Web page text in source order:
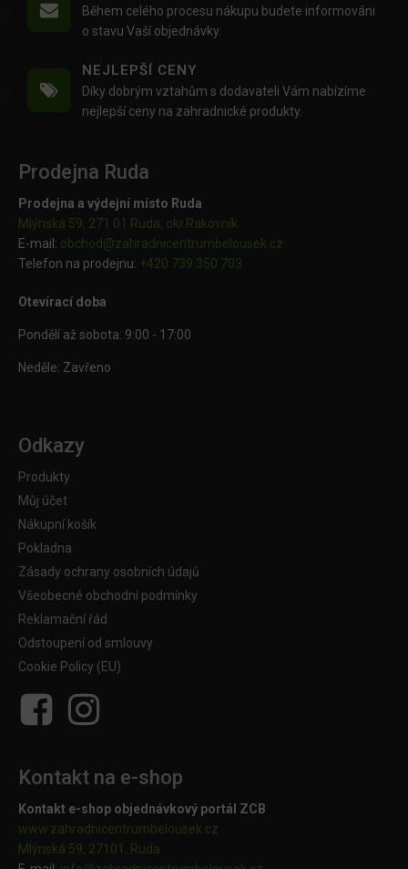
Během celého procesu nákupu budete informováni
o stavu Vaší objednávky.
NEJLEPŠÍ CENY
Díky dobrým vztahům s dodavateli Vám nabízíme
nejlepší ceny na zahradnické produkty.
Prodejna Ruda
Prodejna a výdejní místo Ruda
Mlýnská 59, 271 01 Ruda, okr.Rakovník
E-mail: obchod@zahradnicentrumbelousek.cz
Telefon na prodejnu: +420 739 350 703
Otevírací doba
Pondělí až sobota: 9:00 - 17:00
Neděle: Zavřeno
Odkazy
Produkty
Můj účet
Nákupní košík
Pokladna
Zásady ochrany osobních údajů
Všeobecné obchodní podmínky
Reklamační řád
Odstoupení od smlouvy
Cookie Policy (EU)
Kontakt na e-shop
Kontakt e-shop objednávkový portál ZCB
www.zahradnicentrumbelousek.cz
Mlýnská 59, 27101, Ruda